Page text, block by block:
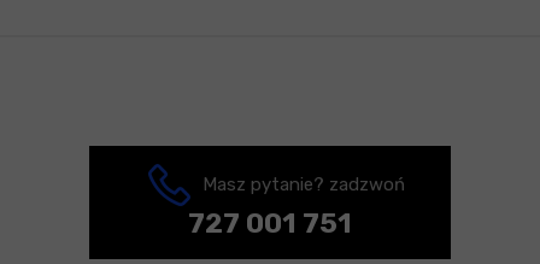
Masz pytanie? zadzwoń
727 001 751